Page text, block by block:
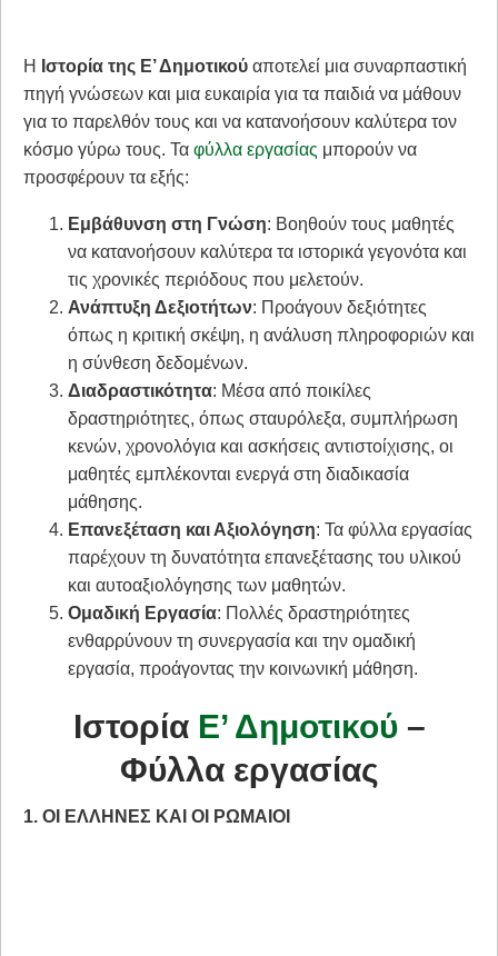
Η Ιστορία της Ε’ Δημοτικού αποτελεί μια συναρπαστική
πηγή γνώσεων και μια ευκαιρία για τα παιδιά να μάθουν
για το παρελθόν τους και να κατανοήσουν καλύτερα τον
κόσμο γύρω τους. Τα φύλλα εργασίας μπορούν να
προσφέρουν τα εξής:
Εμβάθυνση στη Γνώση: Βοηθούν τους μαθητές
να κατανοήσουν καλύτερα τα ιστορικά γεγονότα και
τις χρονικές περιόδους που μελετούν.
Ανάπτυξη Δεξιοτήτων: Προάγουν δεξιότητες
όπως η κριτική σκέψη, η ανάλυση πληροφοριών και
η σύνθεση δεδομένων.
Διαδραστικότητα: Μέσα από ποικίλες
δραστηριότητες, όπως σταυρόλεξα, συμπλήρωση
κενών, χρονολόγια και ασκήσεις αντιστοίχισης, οι
μαθητές εμπλέκονται ενεργά στη διαδικασία
μάθησης.
Επανεξέταση και Αξιολόγηση: Τα φύλλα εργασίας
παρέχουν τη δυνατότητα επανεξέτασης του υλικού
και αυτοαξιολόγησης των μαθητών.
Ομαδική Εργασία: Πολλές δραστηριότητες
ενθαρρύνουν τη συνεργασία και την ομαδική
εργασία, προάγοντας την κοινωνική μάθηση.
Ιστορία Ε’ Δημοτικού–
Φύλλα εργασίας
1. ΟΙ ΕΛΛΗΝΕΣ ΚΑΙ ΟΙ ΡΩΜΑΙΟΙ